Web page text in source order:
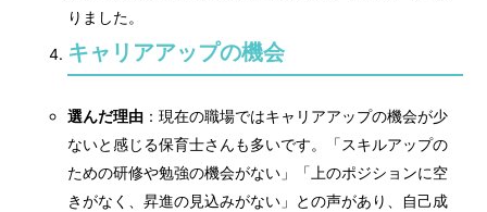
りました。
キャリアアップの機会
選んだ理由 ：現在の職場ではキャリアアップの機会が少
ないと感じる保育士さんも多いです。「スキルアップの
ための研修や勉強の機会がない」「上のポジションに空
きがなく、昇進の見込みがない」との声があり、自己成